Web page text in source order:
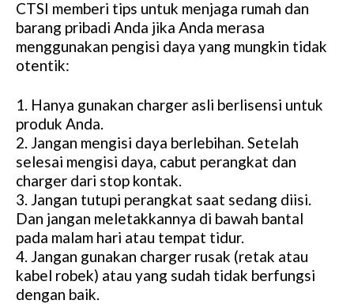
CTSI memberi tips untuk menjaga rumah dan
barang pribadi Anda jika Anda merasa
menggunakan pengisi daya yang mungkin tidak
otentik:
1. Hanya gunakan charger asli berlisensi untuk
produk Anda.
2. Jangan mengisi daya berlebihan. Setelah
selesai mengisi daya, cabut perangkat dan
charger dari stop kontak.
3. Jangan tutupi perangkat saat sedang diisi.
Dan jangan meletakkannya di bawah bantal
pada malam hari atau tempat tidur.
4. Jangan gunakan charger rusak (retak atau
kabel robek) atau yang sudah tidak berfungsi
dengan baik.